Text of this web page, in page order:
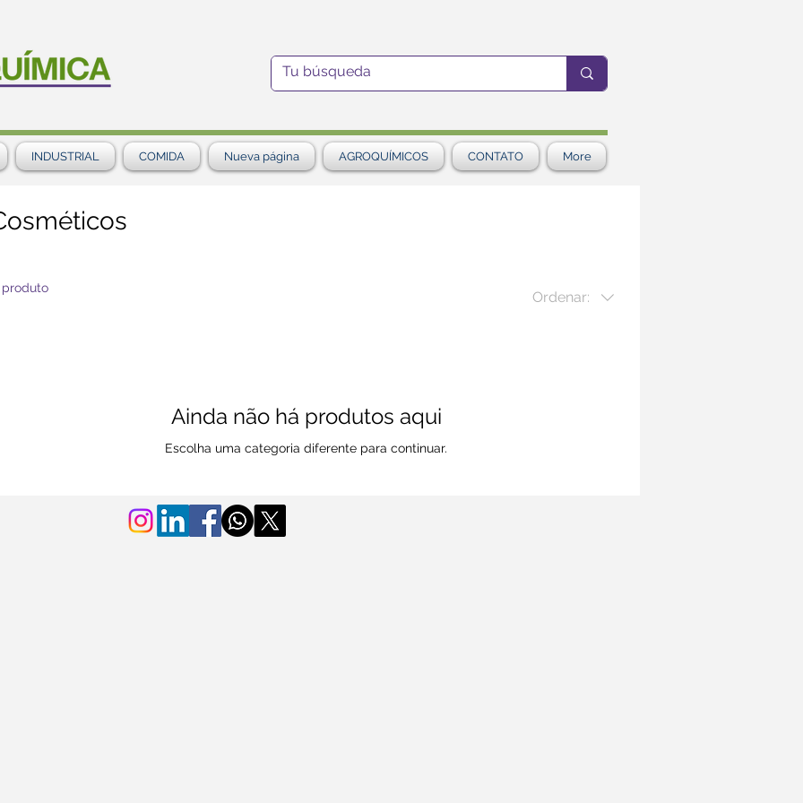
INDUSTRIAL COMIDA Nueva página AGROQUÍMICOS CONTATO More
Ordenar:
Ainda não há produtos aqui
Escolha uma categoria diferente para continuar.